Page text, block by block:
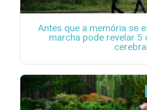
Antes que a memória se
marcha pode revelar 5